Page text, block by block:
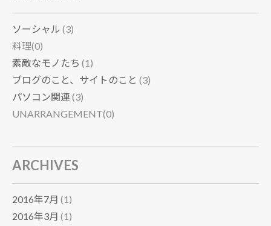
ソーシャル (3)
料理(0)
素敵なモノたち (1)
ブログのこと、サイトのこと (3)
パソコン関連 (3)
UNARRANGEMENT(0)
ARCHIVES
2016年7月 (1)
2016年3月 (1)